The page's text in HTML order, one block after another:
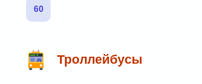
60
Троллейбусы